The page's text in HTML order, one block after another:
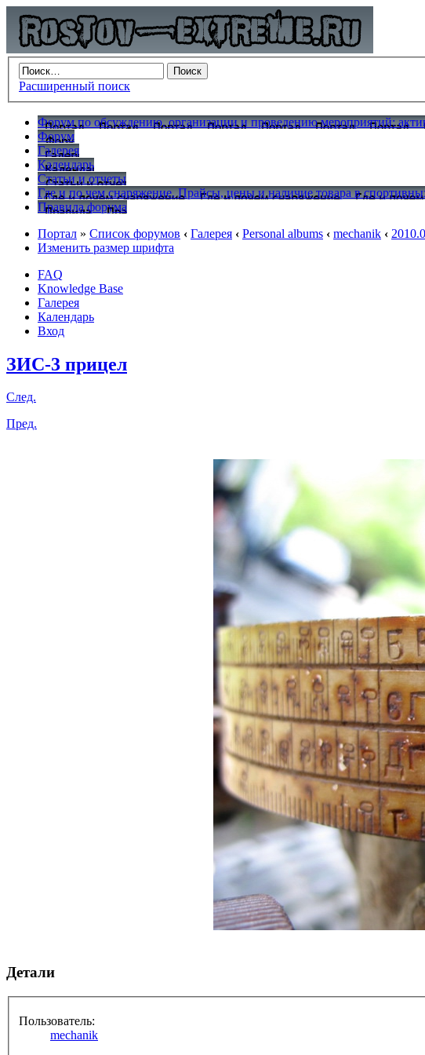
Расширенный поиск
Форум по обсуждению, организации и проведению мероприятий:
Форум
Галерея
Календарь
Статьи и отчеты
Где и по чем снаряжение. Прайсы, цены и наличие товара в
Правила форума
Портал » Список форумов ‹ Галерея ‹ Personal albums ‹ mechanik ‹
Изменить размер шрифта
FAQ
Knowledge Base
Галерея
Календарь
Вход
ЗИС-3 прицел
След.
Пред.
Детали
Пользователь:
mechanik